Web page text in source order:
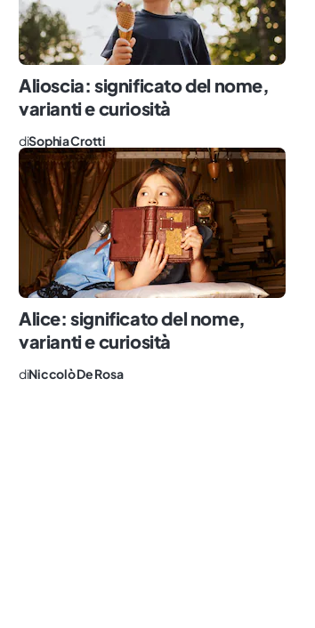
Alioscia: significato del nome,
varianti e curiosità
diSophia Crotti
Alice: significato del nome,
varianti e curiosità
diNiccolò De Rosa